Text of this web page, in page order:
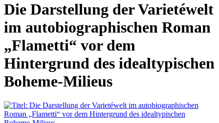
Die Darstellung der Varietéwelt
im autobiographischen Roman
„Flametti“ vor dem
Hintergrund des idealtypischen
Boheme-Milieus